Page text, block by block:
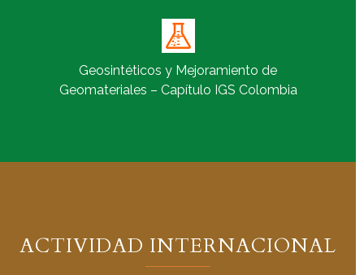
Geosintéticos y Mejoramiento de
Geomateriales – Capítulo IGS Colombia
ACTIVIDAD INTERNACIONAL